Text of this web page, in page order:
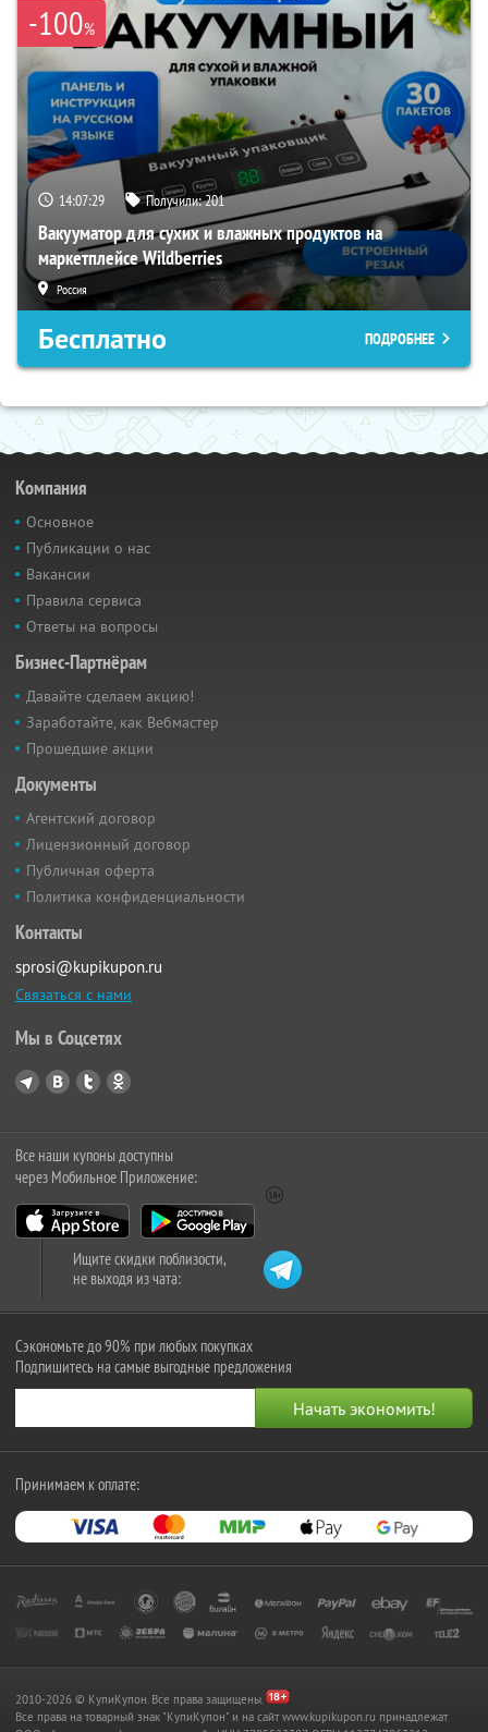
-100%
14:07:28 Получили:201
Вакууматор для сухих и влажных продуктов на
маркетплейсе Wildberries
Россия
Бесплатно ПОДРОБНЕЕ
Компания
Основное
Публикации о нас
Вакансии
Правила сервиса
Ответы на вопросы
Бизнес-Партнёрам
Давайте сделаем акцию!
Заработайте, как Вебмастер
Прошедшие акции
Документы
Агентский договор
Лицензионный договор
Публичная оферта
Политика конфиденциальности
Контакты
sprosi@kupikupon.ru
Связаться с нами
Мы в Соцсетях
Все наши купоны доступны
через Мобильное Приложение:
Ищите скидки поблизости,
не выходя из чата:
Сэкономьте до 90% при любых покупках
Подпишитесь на самые выгодные предложения
Принимаем к оплате:
2010-2026 © КупиКупон. Все права защищены.
Все права на товарный знак "КупиКупон" и на сайт www.kupikupon.ru принадлежат